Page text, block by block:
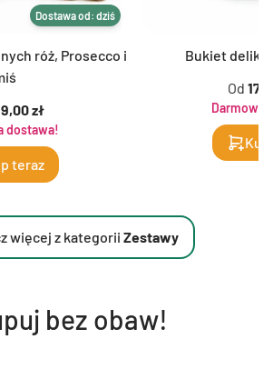
Dostawa od: dziś
róż, Prosecco i
zł
dostawa!
teraz
Bukiet
Od
Darmowa
więcej z kategorii Zestawy
bez obaw!